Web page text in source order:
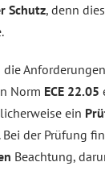
Schutz, denn
Norm ECE 22.05
ein
der Prüfung
Beachtung,